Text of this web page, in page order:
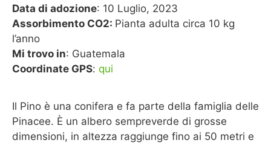
Data di adozione: 10 Luglio, 2023
Assorbimento CO2: Pianta adulta circa 10 kg
l’anno
Mi trovo in: Guatemala
Coordinate GPS: qui
Il Pino è una conifera e fa parte della famiglia delle
Pinacee. È un albero sempreverde di grosse
dimensioni, in altezza raggiunge fino ai 50 metri e